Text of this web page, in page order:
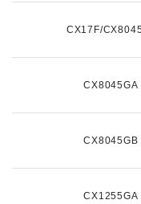
CX17F/
CX8045GA
CX8045GB
CX1255GA